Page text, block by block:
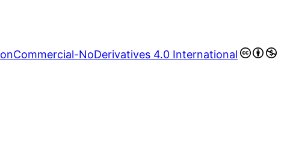
NoDerivatives 4.0 International